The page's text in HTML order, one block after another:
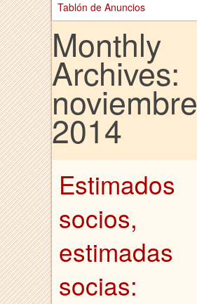
Tablón de Anuncios
Monthly
Archives:
noviembre
2014
Estimados
socios,
estimadas
socias: